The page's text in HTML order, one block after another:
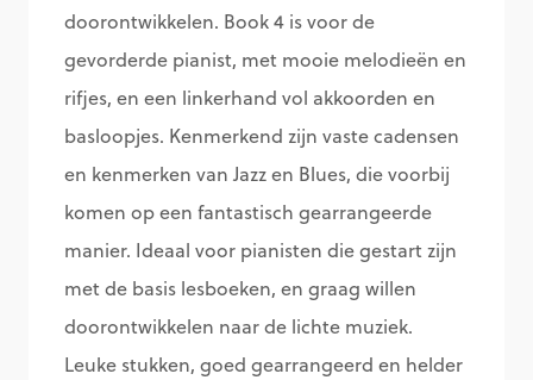
doorontwikkelen. Book 4 is voor de
gevorderde pianist, met mooie melodieën en
rifjes, en een linkerhand vol akkoorden en
basloopjes. Kenmerkend zijn vaste cadensen
en kenmerken van Jazz en Blues, die voorbij
komen op een fantastisch gearrangeerde
manier. Ideaal voor pianisten die gestart zijn
met de basis lesboeken, en graag willen
doorontwikkelen naar de lichte muziek.
Leuke stukken, goed gearrangeerd en helder